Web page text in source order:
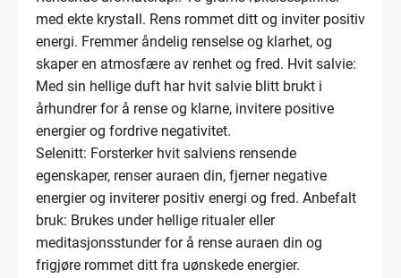
med ekte krystall. Rens rommet ditt og inviter positiv
energi. Fremmer åndelig renselse og klarhet, og
skaper en atmosfære av renhet og fred. Hvit salvie:
Med sin hellige duft har hvit salvie blitt brukt i
århundrer for å rense og klarne, invitere positive
energier og fordrive negativitet.
Selenitt: Forsterker hvit salviens rensende
egenskaper, renser auraen din, fjerner negative
energier og inviterer positiv energi og fred. Anbefalt
bruk: Brukes under hellige ritualer eller
meditasjonsstunder for å rense auraen din og
frigjøre rommet ditt fra uønskede energier.